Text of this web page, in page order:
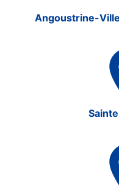
Angoustrine-